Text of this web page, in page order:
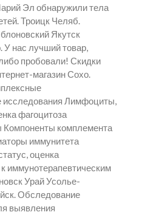
Эл обнаружили тела
Троицк Челяб.
Якутск
У нас лучший товар,
пробовали! Скидки
магазин Сохо.
исследования Лимфоциты,
фагоцитоза
комплемента
иммунитета
оценка
иммунотерапевтическим
Урай Усолье-
Обследование
выявления